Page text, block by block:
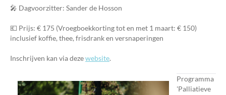
🎤 Dagvoorzitter: Sander de Hosson
💶 Prijs: € 175 (Vroegboekkorting tot en met 1 maart: € 150)
inclusief koffie, thee, frisdrank en versnaperingen
Inschrijven kan via dezewebsite.
Programma
'Palliatieve